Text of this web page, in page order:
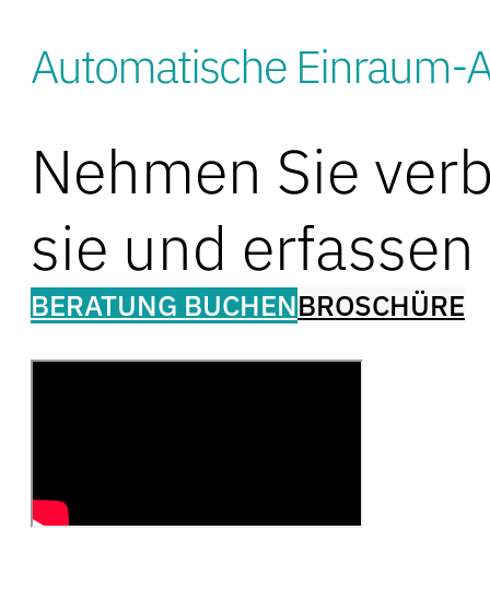
Automatische Einraum-
Nehmen Sie
sie und erfassen
BERATUNG BUCHENBROSCHÜRE